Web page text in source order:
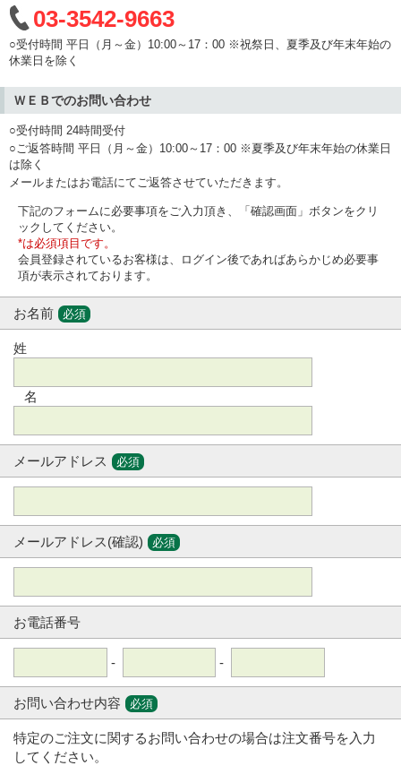
03-3542-9663
○受付時間 平日（月～金）10:00～17：00 ※祝祭日、夏季及び年末年始の
休業日を除く
ＷＥＢでのお問い合わせ
○受付時間 24時間受付
○ご返答時間 平日（月～金）10:00～17：00 ※夏季及び年末年始の休業日
は除く
メールまたはお電話にてご返答させていただきます。
下記のフォームに必要事項をご入力頂き、「確認画面」ボタンをクリ
ックしてください。
*は必須項目です。
会員登録されているお客様は、ログイン後であればあらかじめ必要事
項が表示されております。
お名前 必須
姓
名
メールアドレス 必須
メールアドレス(確認) 必須
お電話番号
- -
お問い合わせ内容 必須
特定のご注文に関するお問い合わせの場合は注文番号を入力
してください。